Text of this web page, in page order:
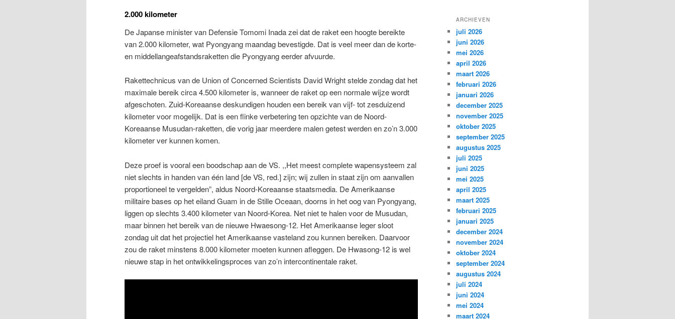
2.000 kilometer
De Japanse minister van Defensie Tomomi Inada zei dat de raket een hoogte bereikte
van 2.000 kilometer, wat Pyongyang maandag bevestigde. Dat is veel meer dan de korte-
en middellangeafstandsraketten die Pyongyang eerder afvuurde.
Rakettechnicus van de Union of Concerned Scientists David Wright stelde zondag dat het
maximale bereik circa 4.500 kilometer is, wanneer de raket op een normale wijze wordt
afgeschoten. Zuid-Koreaanse deskundigen houden een bereik van vijf- tot zesduizend
kilometer voor mogelijk. Dat is een flinke verbetering ten opzichte van de Noord-
Koreaanse Musudan-raketten, die vorig jaar meerdere malen getest werden en zo’n 3.000
kilometer ver kunnen komen.
Deze proef is vooral een boodschap aan de VS. ,,Het meest complete wapensysteem zal
niet slechts in handen van één land [de VS, red.] zijn; wij zullen in staat zijn om aanvallen
proportioneel te vergelden”, aldus Noord-Koreaanse staatsmedia. De Amerikaanse
militaire bases op het eiland Guam in de Stille Oceaan, doorns in het oog van Pyongyang,
liggen op slechts 3.400 kilometer van Noord-Korea. Net niet te halen voor de Musudan,
maar binnen het bereik van de nieuwe Hwaesong-12. Het Amerikaanse leger sloot
zondag uit dat het projectiel het Amerikaanse vasteland zou kunnen bereiken. Daarvoor
zou de raket minstens 8.000 kilometer moeten kunnen afleggen. De Hwasong-12 is wel
nieuwe stap in het ontwikkelingsproces van zo’n intercontinentale raket.
ARCHIEVEN
juli 2026
juni 2026
mei 2026
april 2026
maart 2026
februari 2026
januari 2026
december 2025
november 2025
oktober 2025
september 2025
augustus 2025
juli 2025
juni 2025
mei 2025
april 2025
maart 2025
februari 2025
januari 2025
december 2024
november 2024
oktober 2024
september 2024
augustus 2024
juli 2024
juni 2024
mei 2024
maart 2024